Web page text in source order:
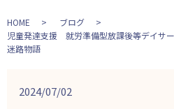
HOME
ブログ
児童発達支援 就労準備型放課後等デイサ
迷路物語
2024/07/02